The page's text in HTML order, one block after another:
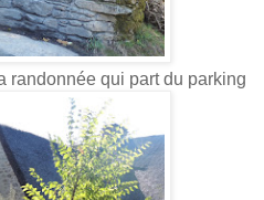
randonnée qui part du parking